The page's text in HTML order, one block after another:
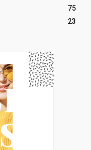
75
23